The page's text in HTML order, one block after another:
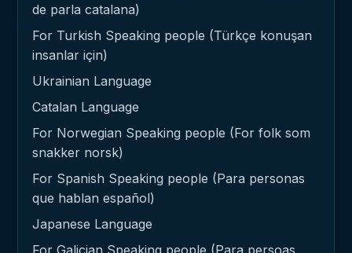
de parla catalana)
For Turkish Speaking people (Türkçe konuşan
insanlar için)
Ukrainian Language
Catalan Language
For Norwegian Speaking people (For folk som
snakker norsk)
For Spanish Speaking people (Para personas
que hablan español)
Japanese Language
For Galician Speaking people (Para persoas